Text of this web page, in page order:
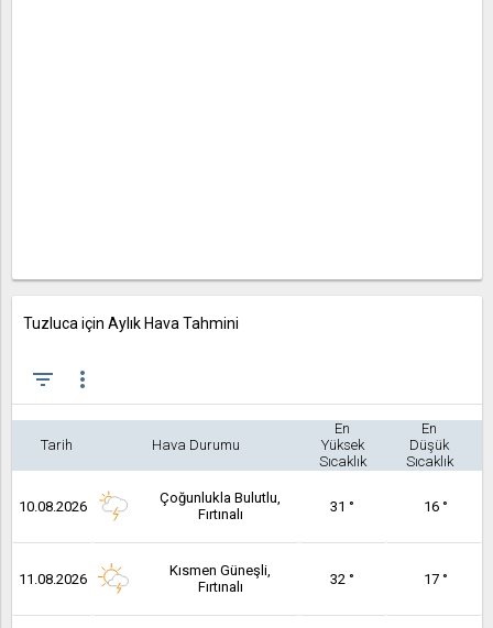
Tuzluca için Aylık Hava Tahmini
filter_list more_vert
Tarih Hava Durumu
En
Yüksek
Sıcaklık
En
Düşük
Sıcaklık
10.08.2026
Çoğunlukla Bulutlu,
Fırtınalı
31 ° 16 °
11.08.2026
Kısmen Güneşli,
Fırtınalı
32 ° 17 °